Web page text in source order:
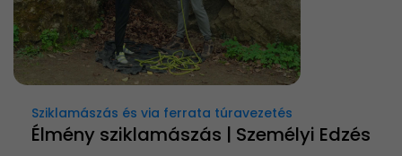
Sziklamászás és via ferrata túravezetés
Élmény sziklamászás | Személyi Edzés